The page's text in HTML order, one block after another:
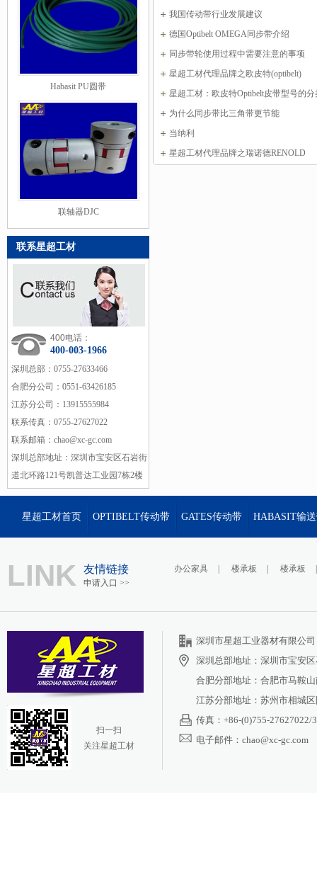
Habasit PU圆带
联轴器DJC
联系星超工材
400电话：
400-003-1966
深圳总部： 0755-27633466
合肥分公司： 0551-63426185
江苏分公司： 13915555984
联系传真： 0755-27627022
联系邮箱： chao@xc-gc.com
深圳总部地址： 深圳市宝安区石岩街
道北环路121号凯普达工业园7栋2楼
书 我国传动带行业发展建议
德国Optibelt OMEGA同步带介绍
同步带轮使用过程中需要注意的事项
星超工材代理品牌之欧皮特(optibelt)
星超工材：欧皮特Optibelt皮带型号的分
为什么同步带比三角带更节能
当纳利
星超工材代理品牌之瑞诺德RENOLD
星超工材首页 OPTIBELT传动带 GATES传动带 HABASIT输
LINK 友情链接
申请入口 >>
办公家具 楼承板 楼承板
扫一扫
关注星超工材
深圳市星超工业器材有限公司
深圳总部地址：深圳市宝安
合肥分部地址：合肥市马鞍
江苏分部地址：苏州市相城
传真：+86-(0)755-27627022/
电子邮件：chao@xc-gc.com